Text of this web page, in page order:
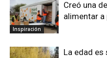
Inspiración
Creó una
alimentar
La edad es